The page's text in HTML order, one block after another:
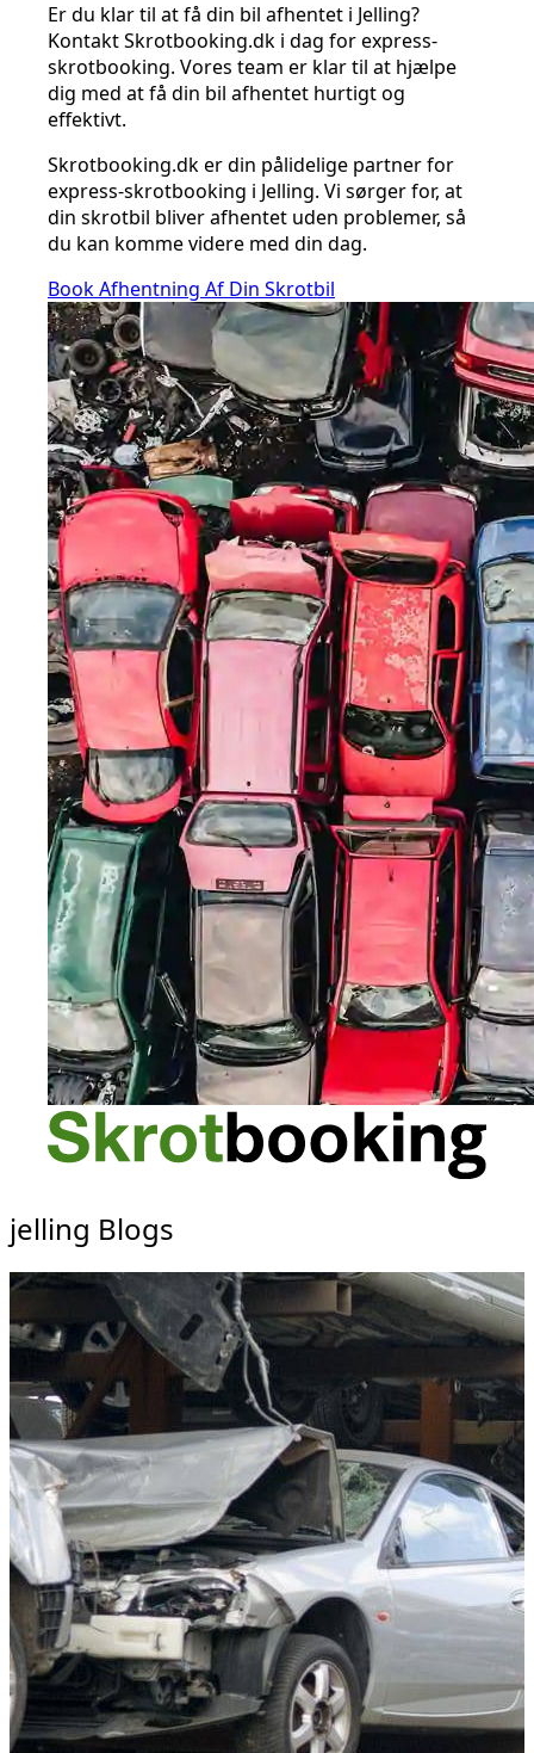
Er du klar til at få din bil afhentet i Jelling?
Kontakt Skrotbooking.dk i dag for express-
skrotbooking. Vores team er klar til at hjælpe
dig med at få din bil afhentet hurtigt og
effektivt.
Skrotbooking.dk er din pålidelige partner for
express-skrotbooking i Jelling. Vi sørger for, at
din skrotbil bliver afhentet uden problemer, så
du kan komme videre med din dag.
Book Afhentning Af Din Skrotbil
jelling Blogs